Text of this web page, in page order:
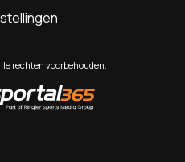
rechten voorbehouden.
by
Sportal365